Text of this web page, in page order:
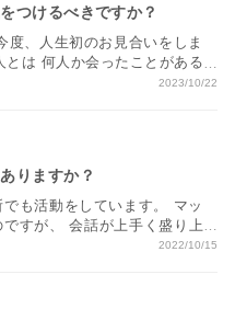
つけるべきですか？
、人生初のお見合いをしま
は 何人か会ったことがある
囲気が違う感じでしょうか？
2023/10/22
りますか？
も活動をしています。 マッ
すが、 会話が上手く盛り上
スメの話題はありますか？
2022/10/15